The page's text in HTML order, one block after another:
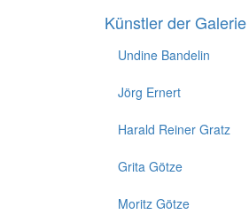
Künstler der Galerie
Undine Bandelin
Jörg Ernert
Harald Reiner Gratz
Grita Götze
Moritz Götze